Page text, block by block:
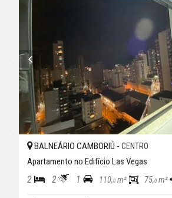
BALNEÁRIO CAMBORIÚ - CENTRO
Apartamento no Edifício Las Vegas
2 2 1 110,0 m² 75,0 m²